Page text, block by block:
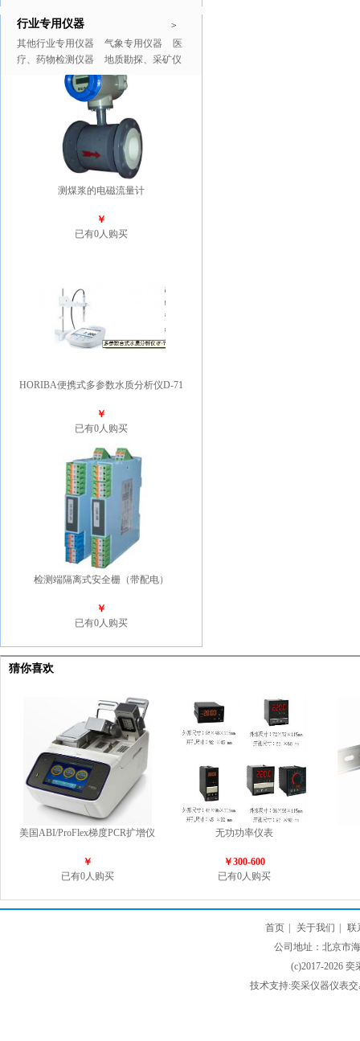
>
行业专用仪器
其他行业专用仪器 气象专用仪器
医
疗、药物检测仪器
地质勘探、采矿仪
推广商品 更多>>
测煤浆的电磁流量计
￥
已有0人购买
HORIBA便携式多参数水质分析仪D-71
￥
已有0人购买
检测端隔离式安全栅（带配电）
￥
已有0人购买
猜你喜欢
美国ABI/ProFlex梯度PCR扩增仪
￥
已有0人购买
无功功率仪表
￥300-600
已有0人购买
首页 关于我们
联
公司地址：北京市
(c)2017-2026
技术支持:奕采仪器仪表